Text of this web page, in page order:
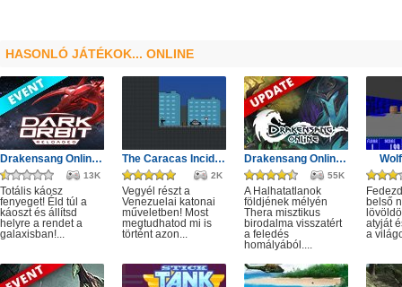
HASONLÓ JÁTÉKOK... ONLINE
Drakensang Online - Protegit zűrzavar
13K
Totális káosz
fenyeget! Éld túl a
káoszt és állítsd
helyre a rendet a
galaxisban!...
The Caracas Incident
2K
Vegyél részt a
Venezuelai katonai
műveletben! Most
megtudhatod mi is
történt azon...
Drakensang Online - A Halhatatlanok árnya
55K
A Halhatatlanok
földjének mélyén
Thera misztikus
birodalma visszatért
a feledés
homályából....
belső
atyját
a